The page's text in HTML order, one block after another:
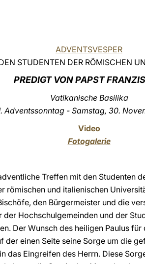
ADVENTSVESPER
STUDENTEN DER RÖMISCHEN
PREDIGT VON PAPST
Vatikanische Basilika
Adventssonntag - Samstag, 30.
Video
Fotogalerie
Treffen mit den Studenten
römischen und italienischen
den Bürgermeister und die
Hochschulgemeinden und der
Der Wunsch des heiligen Paulus
der einen Seite seine Sorge um die
das Eingreifen des Herrn. Diese